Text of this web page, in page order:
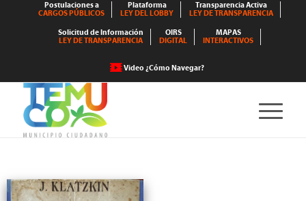
Postulaciones a
CARGOS PÚBLICOS
Plataforma
LEY DEL LOBBY
Transparencia Activa
LEY DE TRANSPARENCIA
Solicitud de Información
LEY DE TRANSPARENCIA
OIRS
DIGITAL
MAPAS
INTERACTIVOS
Video ¿Cómo Navegar?